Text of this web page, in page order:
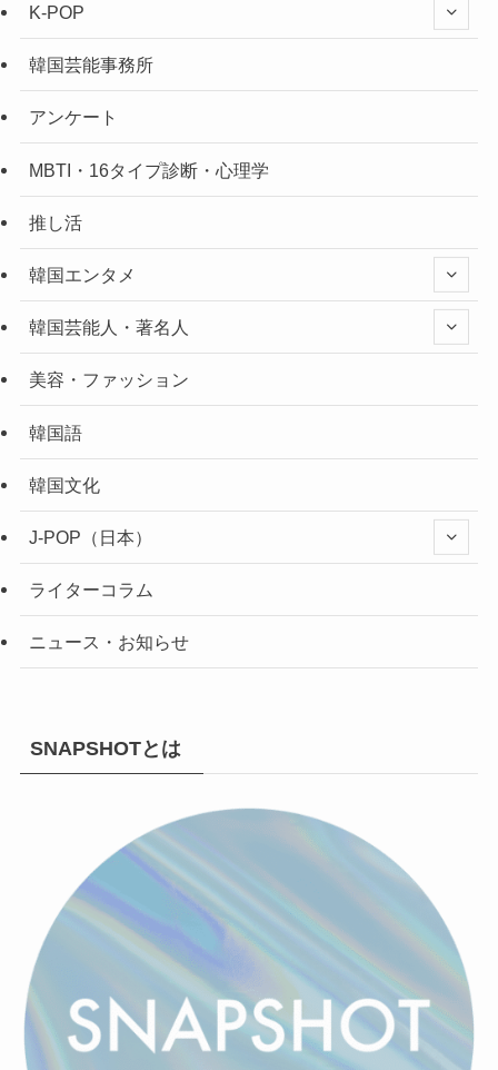
K-POP
韓国芸能事務所
アンケート
MBTI・16タイプ診断・心理学
推し活
韓国エンタメ
韓国芸能人・著名人
美容・ファッション
韓国語
韓国文化
J-POP（日本）
ライターコラム
ニュース・お知らせ
SNAPSHOTとは